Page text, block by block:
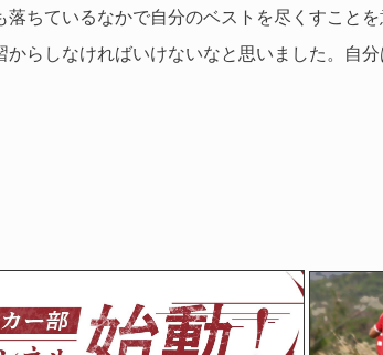
ちているなかで自分のベストを尽くすこと
らしなければいけないなと思いました。自